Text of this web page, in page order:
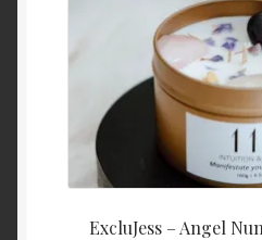
ExcluJess – Angel